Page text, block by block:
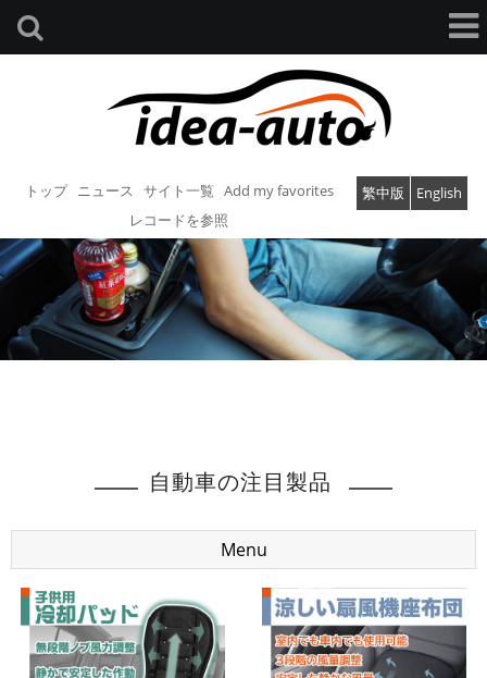
トップ ニュース サイト一覧 Add my favorites 繁中版
English
レコードを参照
自動車の注目製品
Menu